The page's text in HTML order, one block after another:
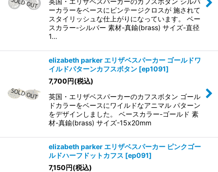
ーカラーをベースにビンテージクロスが 施されて
スタイリッシュな仕上がりになっています。 ベー
スカラー-シルバー 素材-真鍮(brass) サイズ-直径
1…
elizabeth parker エリザベスパーカー ゴールドワ
イルドパターンカフスボタン [ep1091]
7,700円(税込)
英国・エリザベスパーカーのカフスボタン ゴール
ドカラーをベースにワイルドなアニマル パターン
をデザインしました。 ベースカラー-ゴールド 素
材-真鍮(brass) サイズ-15x20mm
elizabeth parker エリザベスパーカー ピンクゴー
ルドハーフドットカフス [ep091]
7,150円(税込)